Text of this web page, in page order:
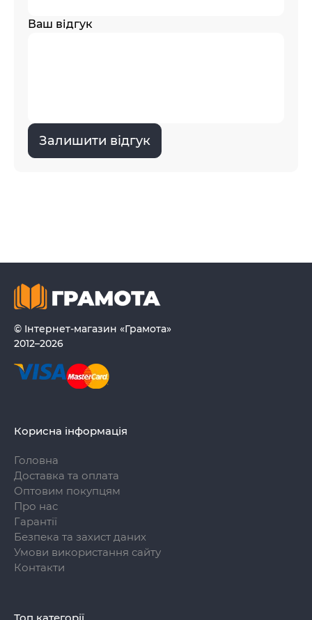
Ваш відгук
Залишити відгук
© Інтернет-магазин «Грамота»
2012–2026
Корисна інформація
Головна
Доставка та оплата
Оптовим покупцям
Про нас
Гарантії
Безпека та захист даних
Умови використання сайту
Контакти